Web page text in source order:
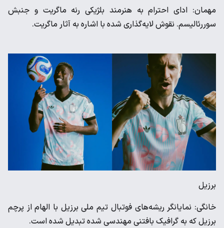
مهمان: ادای احترام به هنرمند بلژیکی رنه ماگریت و جنبش
سوررئالیسم. نقوش لایه‌گذاری شده با اشاره به آثار ماگریت.
برزیل
خانگی: نمایانگر ریشه‌های فوتبال تیم ملی برزیل با الهام از پرچم
برزیل که به گرافیک بافتنی مهندسی شده تبدیل شده است.